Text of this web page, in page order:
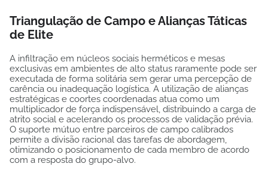
Triangulação de Campo e Alianças Táticas
de Elite
A infiltração em núcleos sociais herméticos e mesas
exclusivas em ambientes de alto status raramente pode ser
executada de forma solitária sem gerar uma percepção de
carência ou inadequação logística. A utilização de alianças
estratégicas e coortes coordenadas atua como um
multiplicador de força indispensável, distribuindo a carga de
atrito social e acelerando os processos de validação prévia.
O suporte mútuo entre parceiros de campo calibrados
permite a divisão racional das tarefas de abordagem,
otimizando o posicionamento de cada membro de acordo
com a resposta do grupo-alvo.